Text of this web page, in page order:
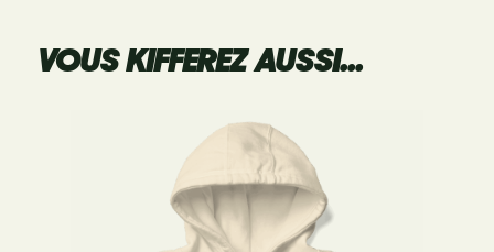
VOUS KIFFEREZ AUSSI...